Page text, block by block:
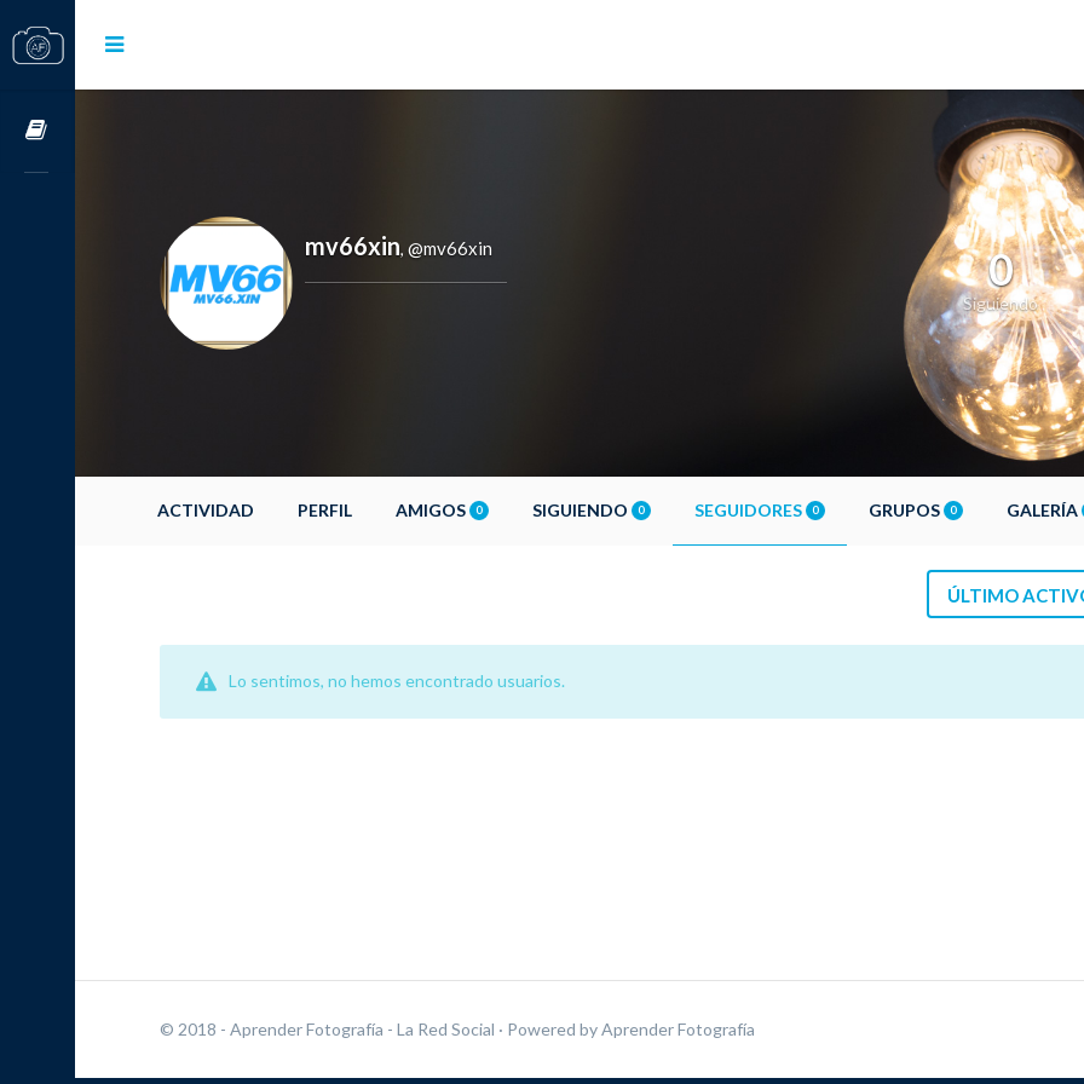
mv66xin, @mv66xin 0
Siguiendo
ACTIVIDAD PERFIL AMIGOS 0 SIGUIENDO 0 SEGUIDORES 0 GRUPOS 0 GALERÍA
ÚLTIMO
Lo sentimos, no hemos encontrado usuarios.
© 2018 - Aprender Fotografía - La Red Social · Powered byAprender Fotografía